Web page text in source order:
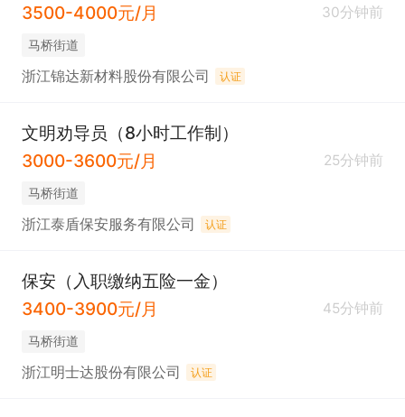
3500-4000元/月
30分钟前
马桥街道
浙江锦达新材料股份有限公司 认证
文明劝导员（8小时工作制）
3000-3600元/月
25分钟前
马桥街道
浙江泰盾保安服务有限公司 认证
保安（入职缴纳五险一金）
3400-3900元/月
45分钟前
马桥街道
浙江明士达股份有限公司 认证